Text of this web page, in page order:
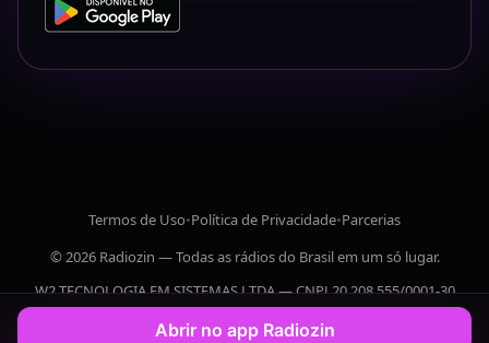
Termos de Uso•Política de Privacidade•Parcerias
© 2026 Radiozin — Todas as rádios do Brasil em um só lugar.
W2 TECNOLOGIA EM SISTEMAS LTDA — CNPJ 20.208.555/0001-30
Abrir no app Radiozin